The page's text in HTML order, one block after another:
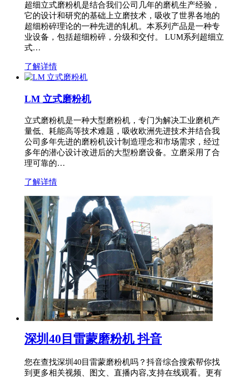
超细立式磨粉机是结合我们公司几年的磨机生产经验，
它的设计和研究的基础上立磨技术，吸收了世界各地的
超细粉碎理论的一种先进的轧机。本系列产品是一种专
业设备，包括超细粉碎，分级和交付。 LUM系列超细立
式…
了解详情
LM 立式磨粉机
立式磨粉机是一种大型磨粉机，专门为解决工业磨机产
量低、耗能高等技术难题，吸收欧洲先进技术并结合我
公司多年先进的磨粉机设计制造理念和市场需求，经过
多年的潜心设计改进后的大型粉磨设备。立磨采用了合
理可靠的…
了解详情
深圳40目雷蒙磨粉机 抖音
您在查找深圳40目雷蒙磨粉机吗？抖音综合搜索帮你找
到更多相关视频、图文、直播内容,支持在线观看。更有